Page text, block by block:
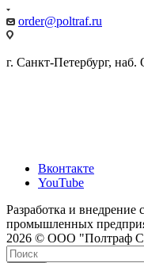
order@poltraf.ru
г. Санкт-Петербург,
Вконтакте
YouTube
Разработка и внедрение
промышленных
2026 © ООО "Полтраф